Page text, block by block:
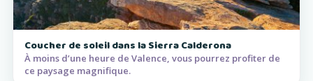
Coucher de soleil dans la Sierra Calderona
À moins d’une heure de Valence, vous pourrez profiter de
ce paysage magnifique.